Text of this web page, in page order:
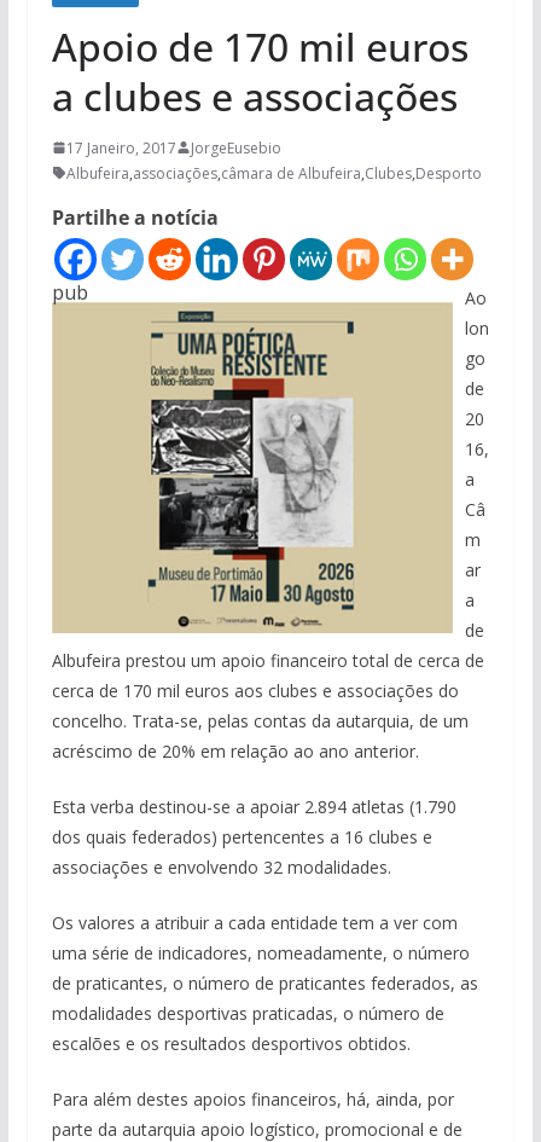
Apoio de 170 mil euros
a clubes e associações
17 Janeiro, 2017
JorgeEusebio
Albufeira,associações,câmara de Albufeira,Clubes,Desporto
Partilhe a notícia
pub
Ao
lon
go
de
20
16,
a
Câ
m
ar
a
de
Albufeira prestou um apoio financeiro total de cerca de
cerca de 170 mil euros aos clubes e associações do
concelho. Trata-se, pelas contas da autarquia, de um
acréscimo de 20% em relação ao ano anterior.
Esta verba destinou-se a apoiar 2.894 atletas (1.790
dos quais federados) pertencentes a 16 clubes e
associações e envolvendo 32 modalidades.
Os valores a atribuir a cada entidade tem a ver com
uma série de indicadores, nomeadamente, o número
de praticantes, o número de praticantes federados, as
modalidades desportivas praticadas, o número de
escalões e os resultados desportivos obtidos.
Para além destes apoios financeiros, há, ainda, por
parte da autarquia apoio logístico, promocional e de